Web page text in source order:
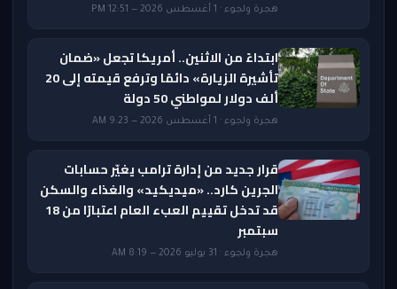
هجرة ولجوء · 1 أغسطس 2026 — 12:51 PM
ابتداءً من الاثنين.. أمريكا تجعل «ضمان
تأشيرة الزيارة» دائمًا وترفع قيمته إلى 20
ألف دولار لمواطني 50 دولة
هجرة ولجوء · 1 أغسطس 2026 — 9:23 AM
قرار جديد من إدارة ترامب يغيّر حسابات
الجرين كارد.. «ميديكيد» والغذاء والسكن
قد تدخل تقييم العبء العام اعتبارًا من 18
سبتمبر
هجرة ولجوء · 31 يوليو 2026 — 8:19 AM